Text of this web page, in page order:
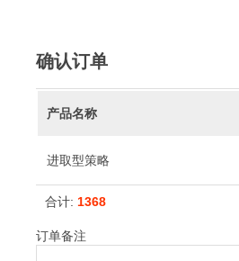
确认订单
产品名称
进取型策略
合计: 1368
订单备注